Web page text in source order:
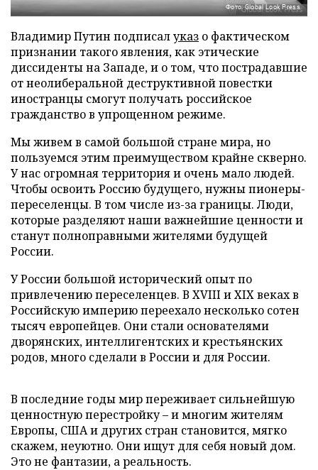
Фото: Global Look Press
Владимир Путин подписалуказ о фактическом
признании такого явления, как этические
диссиденты на Западе, и о том, что пострадавшие
от неолиберальной деструктивной повестки
иностранцы смогут получать российское
гражданство в упрощенном режиме.
Мы живем в самой большой стране мира, но
пользуемся этим преимуществом крайне скверно.
У нас огромная территория и очень мало людей.
Чтобы освоить Россию будущего, нужны пионеры-
переселенцы. В том числе из-за границы. Люди,
которые разделяют наши важнейшие ценности и
станут полноправными жителями будущей
России.
У России большой исторический опыт по
привлечению переселенцев. В XVIII и XIX веках в
Российскую империю переехало несколько сотен
тысяч европейцев. Они стали основателями
дворянских, интеллигентских и крестьянских
родов, много сделали в России и для России.
В последние годы мир переживает сильнейшую
ценностную перестройку – и многим жителям
Европы, США и других стран становится, мягко
скажем, неуютно. Они ищут для себя новый дом.
Это не фантазии, а реальность.